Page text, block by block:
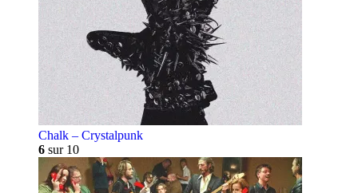
Chalk – Crystalpunk
6 sur 10